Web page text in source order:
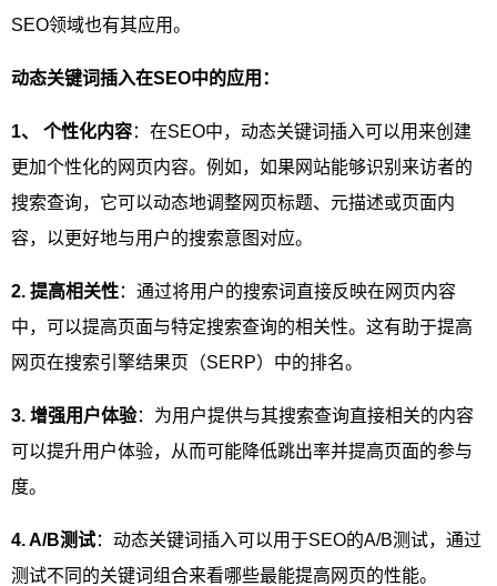
SEO领域也有其应用。
动态关键词插入在SEO中的应用：
1、 个性化内容：在SEO中，动态关键词插入可以用来创建
更加个性化的网页内容。例如，如果网站能够识别来访者的
搜索查询，它可以动态地调整网页标题、元描述或页面内
容，以更好地与用户的搜索意图对应。
2. 提高相关性：通过将用户的搜索词直接反映在网页内容
中，可以提高页面与特定搜索查询的相关性。这有助于提高
网页在搜索引擎结果页（SERP）中的排名。
3. 增强用户体验：为用户提供与其搜索查询直接相关的内容
可以提升用户体验，从而可能降低跳出率并提高页面的参与
度。
4. A/B测试：动态关键词插入可以用于SEO的A/B测试，通过
测试不同的关键词组合来看哪些最能提高网页的性能。